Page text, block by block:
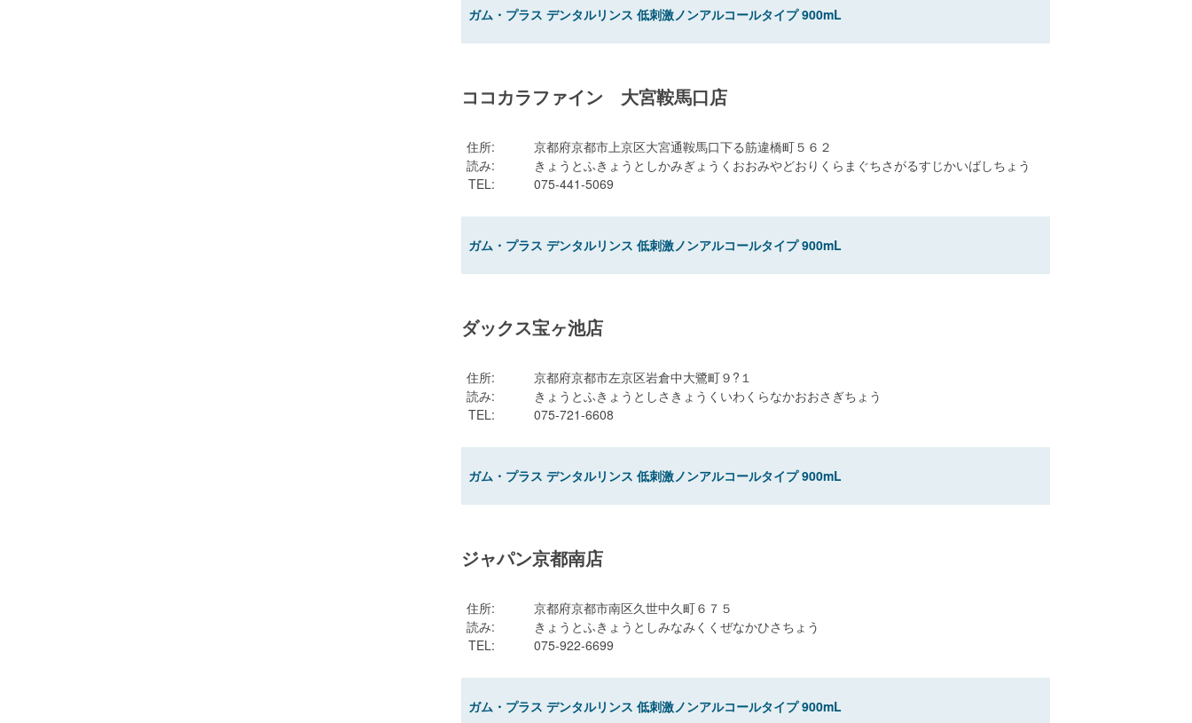
ガム・プラス デンタルリンス 低刺激ノンアルコールタイプ 900mL
ココカラファイン 大宮鞍馬口店
住所:
京都府京都市上京区大宮通鞍馬口下る筋違橋町５６２
読み:
きょうとふきょうとしかみぎょうくおおみやどおりくらまぐちさがるすじかいばしちょう
TEL: 075-441-5069
ガム・プラス デンタルリンス 低刺激ノンアルコールタイプ 900mL
ダックス宝ヶ池店
住所:
京都府京都市左京区岩倉中大鷺町９?１
読み:
きょうとふきょうとしさきょうくいわくらなかおおさぎちょう
TEL: 075-721-6608
ガム・プラス デンタルリンス 低刺激ノンアルコールタイプ 900mL
ジャパン京都南店
住所:
京都府京都市南区久世中久町６７５
読み:
きょうとふきょうとしみなみくくぜなかひさちょう
TEL: 075-922-6699
ガム・プラス デンタルリンス 低刺激ノンアルコールタイプ 900mL